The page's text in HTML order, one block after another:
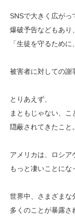
SNSで大きく広がっ
爆破予告などもあり、
「生徒を守るため
被害者に対しての謝
とりあえず、
まともじゃない、こ
隠蔽されてきたこと。
アメリカは、ロシア
もっと凄いことにな
世界中、さまざまな
多くのことが暴露さ